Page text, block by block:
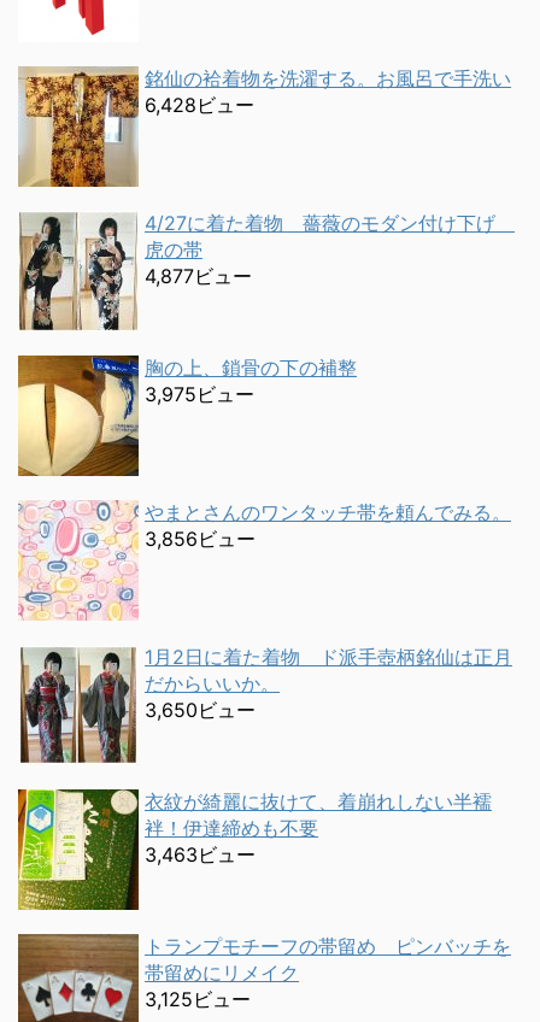
銘仙の袷着物を洗濯する。お風呂で手洗い
6,428ビュー
4/27に着た着物 薔薇のモダン付け下げ
虎の帯
4,877ビュー
胸の上、鎖骨の下の補整
3,975ビュー
やまとさんのワンタッチ帯を頼んでみる。
3,856ビュー
1月2日に着た着物 ド派手壺柄銘仙は正月
だからいいか。
3,650ビュー
衣紋が綺麗に抜けて、着崩れしない半襦
袢！伊達締めも不要
3,463ビュー
トランプモチーフの帯留め ピンバッチを
帯留めにリメイク
3,125ビュー